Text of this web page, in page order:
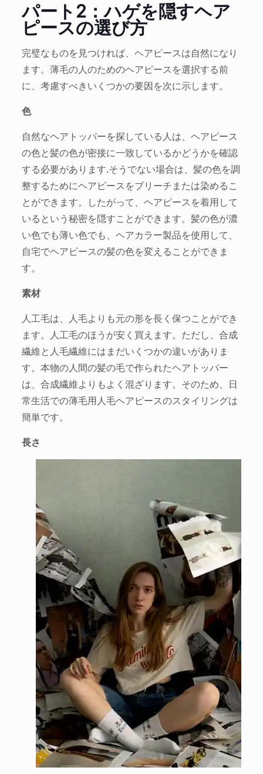
パート2：ハゲを隠すヘア
ピースの選び方
完璧なものを見つければ、ヘアピースは自然になり
ます。薄毛の人のためのヘアピースを選択する前
に、考慮すべきいくつかの要因を次に示します。
色
自然なヘアトッパーを探している人は、ヘアピース
の色と髪の色が密接に一致しているかどうかを確認
する必要があります.そうでない場合は、髪の色を調
整するためにヘアピースをブリーチまたは染めるこ
とができます。したがって、ヘアピースを着用して
いるという秘密を隠すことができます。髪の色が濃
い色でも薄い色でも、ヘアカラー製品を使用して、
自宅でヘアピースの髪の色を変えることができま
す。
素材
人工毛は、人毛よりも元の形を長く保つことができ
ます。人工毛のほうが安く買えます。ただし、合成
繊維と人毛繊維にはまだいくつかの違いがありま
す。本物の人間の髪の毛で作られたヘアトッパー
は、合成繊維よりもよく混ざります。そのため、日
常生活での薄毛用人毛ヘアピースのスタイリングは
簡単です。
長さ